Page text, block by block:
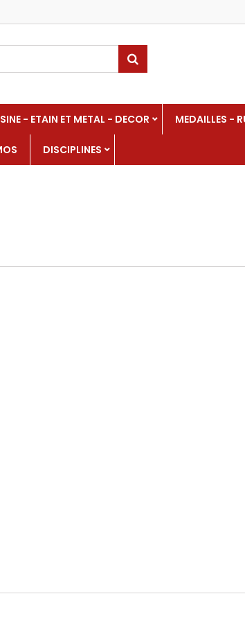
- ETAIN ET METAL - DECOR MEDAILLES -
DISCIPLINES